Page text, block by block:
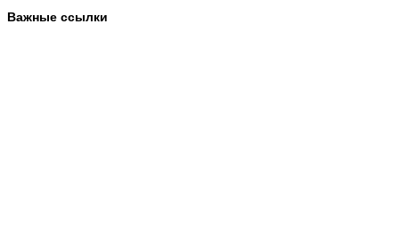
Важные ссылки